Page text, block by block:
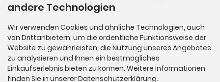
Newsletter-Anmeldung
E-Mail-Adresse:
andere Technologien
Wir verwenden Cookies und ähnliche Technologien, auch
von Drittanbietern, um die ordentliche Funktionsweise der
Website zu gewährleisten, die Nutzung unseres Angebotes
zu analysieren und Ihnen ein bestmögliches
Einkaufserlebnis bieten zu können. Weitere Informationen
finden Sie in unserer Datenschutzerklärung.